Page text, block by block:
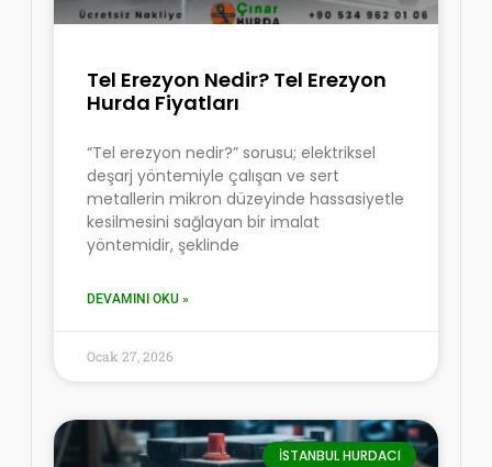
Tel Erezyon Nedir? Tel Erezyon
Hurda Fiyatları
“Tel erezyon nedir?” sorusu; elektriksel
deşarj yöntemiyle çalışan ve sert
metallerin mikron düzeyinde hassasiyetle
kesilmesini sağlayan bir imalat
yöntemidir, şeklinde
DEVAMINI OKU »
Ocak 27, 2026
İSTANBUL HURDACI